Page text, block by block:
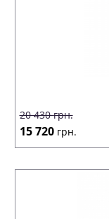
20 430грн.
15 720 грн.